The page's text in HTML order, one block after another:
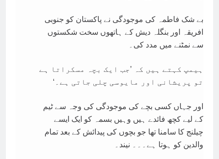
بے شک فاطمہ کی موجودگی نے پاکستان کو جنوبی
افریقہ اور بنگلہ دیش کے ہاتھوں سخت شکستوں
سے نمٹنے میں مدد کی۔
ہیمپ کہتے ہیں کہ ’جب ایک بچہ مسکراتا ہے
تو پریشانی اور مایوسی چلی جاتی ہے۔‘
اور جہاں کسی بچے کی موجودگی کی وجہ سے ٹیم
کے لیے کچھ فائدے ہیں وہیں بسمہ کو ایک ایسے
چیلنج کا سامنا تھا جو بچوں کی پیدائش کے بعد تمام
والدین کو ہوتا ہے۔۔۔ نیند۔